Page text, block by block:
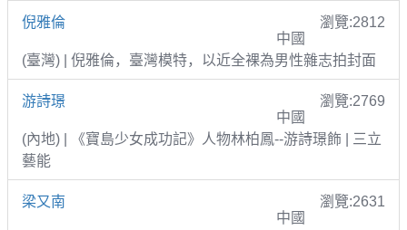
倪雅倫
瀏覽:2812
中國
(臺灣) | 倪雅倫，臺灣模特，以近全裸為男性雜志拍封面
游詩璟
瀏覽:2769
中國
(內地) | 《寶島少女成功記》人物林柏鳳--游詩璟飾 | 三立
藝能
梁又南
瀏覽:2631
中國